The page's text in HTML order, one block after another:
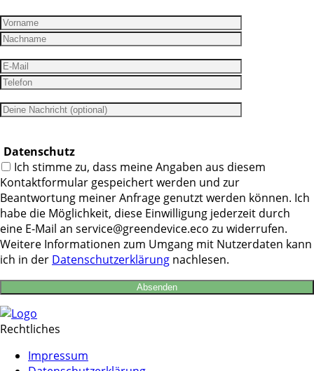
Datenschutz
Ich stimme zu, dass meine Angaben aus diesem
Kontaktformular gespeichert werden und zur
Beantwortung meiner Anfrage genutzt werden können. Ich
habe die Möglichkeit, diese Einwilligung jederzeit durch
eine E-Mail an service@greendevice.eco zu widerrufen.
Weitere Informationen zum Umgang mit Nutzerdaten kann
ich in der Datenschutzerklärung nachlesen.
Rechtliches
Impressum